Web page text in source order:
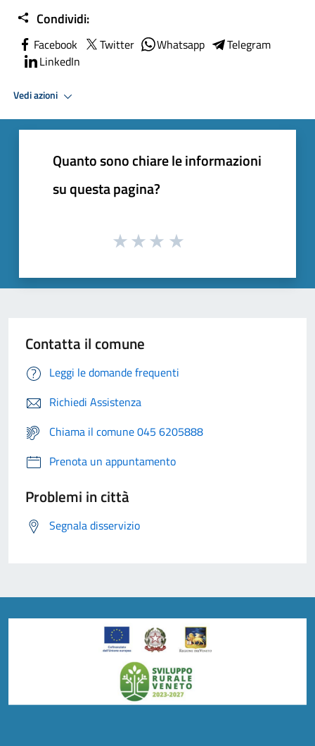
Condividi:
Facebook Twitter Whatsapp
Telegram
LinkedIn
Vedi azioni
Quanto sono chiare le informazioni
su questa pagina?
Contatta il comune
Leggi le domande frequenti
Richiedi Assistenza
Chiama il comune 045 6205888
Prenota un appuntamento
Problemi in città
Segnala disservizio